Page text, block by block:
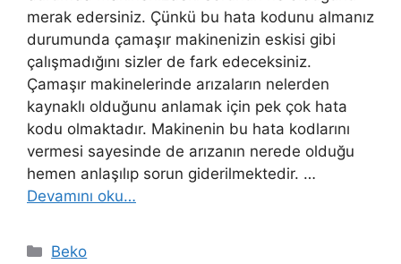
merak edersiniz. Çünkü bu hata kodunu almanız
durumunda çamaşır makinenizin eskisi gibi
çalışmadığını sizler de fark edeceksiniz.
Çamaşır makinelerinde arızaların nelerden
kaynaklı olduğunu anlamak için pek çok hata
kodu olmaktadır. Makinenin bu hata kodlarını
vermesi sayesinde de arızanın nerede olduğu
hemen anlaşılıp sorun giderilmektedir. …
Devamını oku…
Kategoriler
Beko